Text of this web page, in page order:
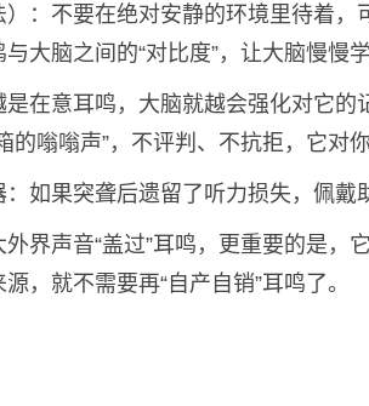
）：不要在绝对安静的环境里待着
大脑之间的“对比度”，让大脑慢慢
在意耳鸣，大脑就越会强化对它的
的嗡嗡声”，不评判、不抗拒，它对
如果突聋后遗留了听力损失，佩戴
界声音“盖过”耳鸣，更重要的是，
，就不需要再“自产自销”耳鸣了。